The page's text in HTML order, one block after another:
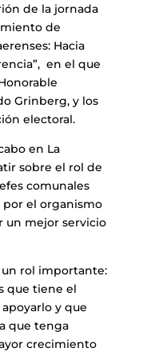
de la jornada
de
Hacia
en el que
Grinberg, y los
electoral.
en La
sobre el rol de
comunales
por el organismo
un mejor servicio
rol importante:
que tiene el
y que
que tenga
crecimiento